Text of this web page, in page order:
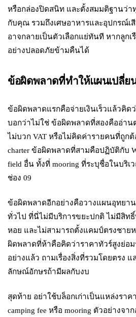
หรือกล่องปิดสนิท และตั้งสมมติฐานว่า
กับคุณ รวมถึงเศษอาหารและอุปกรณ์เ
อาจกลายเป็นตัวเลือกแย่ทันที หากลูกเ
อย่างปลอดภัยข้ามคืนได้
ข้อผิดพลาดที่ทำให้แผนเปลี่ย
ข้อผิดพลาดแรกคือจ่ายเงินเร็วแล้วคิด
บอกว่าไม่ใช่ ข้อผิดพลาดที่สองคืออ่าน
ไม่บวก VAT หรือไม่คิดค่ารายคนที่ถูก
charter ข้อผิดพลาดที่สามคือปฏิบัติกับ
field อื่น ทั้งที่ mooring ที่ระบุชื่อในบริ
ช่อง 09
ข้อผิดพลาดอีกอย่างคือวางแผนอุทยา
ทั่วไป ที่นี่ไม่มีบริการขยะปกติ ไม่มีสิทธิ์
หอย และไม่สามารถตั้งแคมป์ตรงชาย
ผิดพลาดที่ห้าคือคิดว่าราคาทัวร์สูงย่อ
อย่างแล้ว ถามเรื่องสิ่งที่รวมโดยตรง แ
ลักษณ์อักษรถ้ามีผลกับงบ
สุดท้าย อย่าใช้บล็อกเก่าเป็นแหล่งรา
camping fee หรือ mooring ตัวอย่างจา